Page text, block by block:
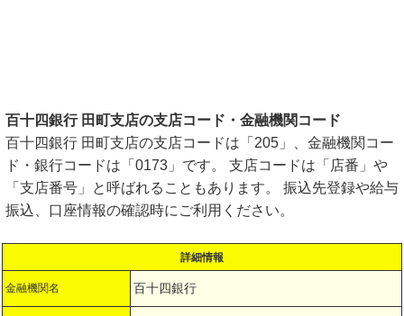
百十四銀行 田町支店の支店コード・金融機関コード
百十四銀行 田町支店の支店コードは「205」、金融機関コー
ド・銀行コードは「0173」です。 支店コードは「店番」や
「支店番号」と呼ばれることもあります。 振込先登録や給与
振込、口座情報の確認時にご利用ください。
詳細情報
金融機関名 百十四銀行